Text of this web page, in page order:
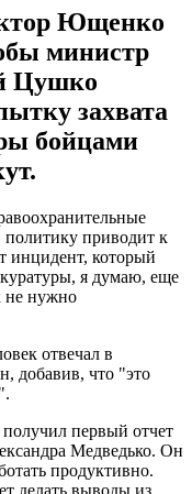
Ющенко
министр
Цушко
захвата
бойцами
политику приводит к
инцидент, который
я думаю, еще
не нужно
отвечал в
добавив, что "это
первый отчет
Медведько. Он
продуктивно.
делать выводы из